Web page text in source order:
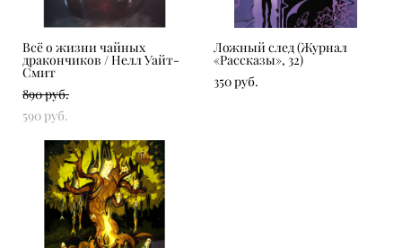
Всё о жизни чайных
дракончиков / Нелл Уайт-
Смит
890 pуб.
590 pуб.
Ложный след (Журнал
«Рассказы», 32)
350 pуб.